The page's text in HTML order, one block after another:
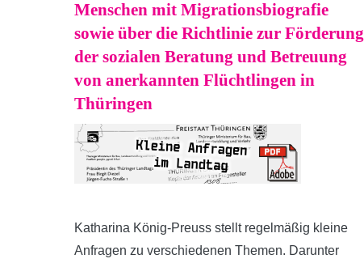
Menschen mit Migrationsbiografie
sowie über die Richtlinie zur Förderung
der sozialen Beratung und Betreuung
von anerkannten Flüchtlingen in
Thüringen
Katharina König-Preuss stellt regelmäßig kleine
Anfragen zu verschiedenen Themen. Darunter